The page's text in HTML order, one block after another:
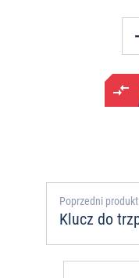
Poprzedni produkt
Klucz do